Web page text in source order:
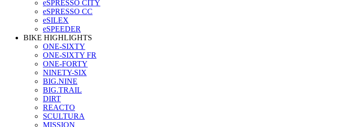
eSPRESSO CITY
eSPRESSO CC
eSILEX
eSPEEDER
BIKE HIGHLIGHTS
ONE-SIXTY
ONE-SIXTY FR
ONE-FORTY
NINETY-SIX
BIG.NINE
BIG.TRAIL
DIRT
REACTO
SCULTURA
MISSION